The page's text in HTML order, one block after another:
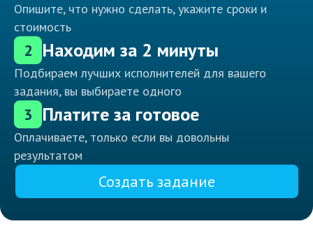
Опишите, что нужно сделать, укажите сроки и
стоимость
2 Находим за 2 минуты
Подбираем лучших исполнителей для вашего
задания, вы выбираете одного
3 Платите за готовое
Оплачиваете, только если вы довольны
результатом
Создать задание